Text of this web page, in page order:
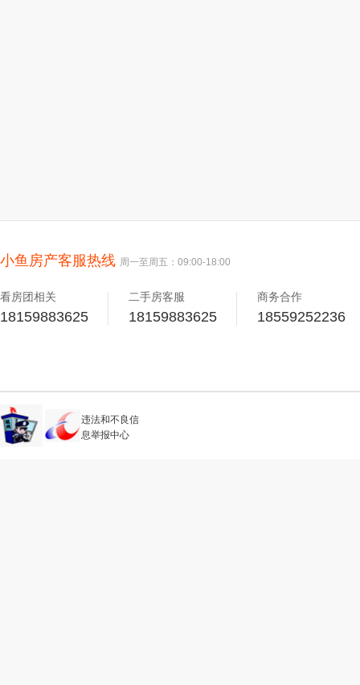
小鱼房产客服热线 周一至周五：09:00-18:00
看房团相关
18159883625
二手房客服
18159883625
商务合作
18559252236
违法和不良信
息举报中心